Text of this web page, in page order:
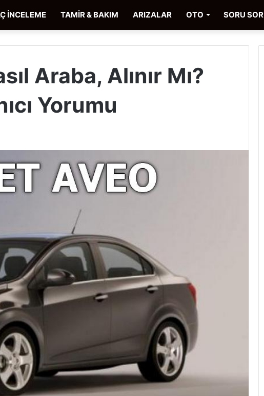
İNCELEME TAMİR & BAKIM ARIZALAR OTO SORU SOR
Araba, Alınır Mı?
Yorumu